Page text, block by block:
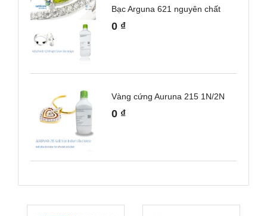
Bạc Arguna 621 nguyên chất
0 ₫
Vàng cứng Auruna 215 1N/2N
0 ₫